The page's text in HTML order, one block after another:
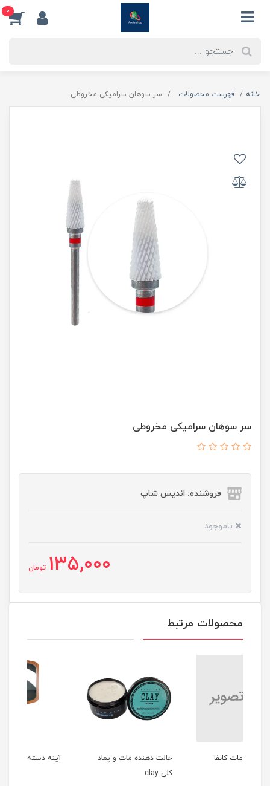
0
خانه فهرست محصولات سر سوهان سرامیکی مخروطی
سر سوهان سرامیکی مخروطی
فروشنده: اندیس شاپ
ناموجود
135,000 تومان
محصولات مرتبط
حالت دهنده مات و پماد
آینه دسته دار چوبی